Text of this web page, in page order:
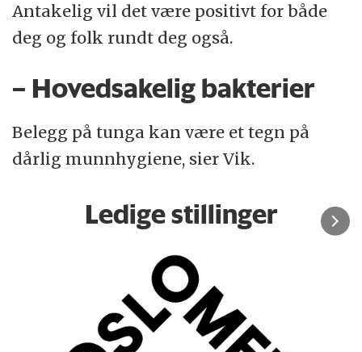
Antakelig vil det være positivt for både
deg og folk rundt deg også.
– Hovedsakelig bakterier
Belegg på tunga kan være et tegn på
dårlig munnhygiene, sier Vik.
Ledige stillinger